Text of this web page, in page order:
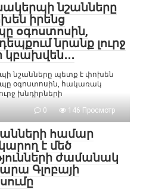
նշանները
իրենց
օգոստոսին,
նրանք լուրջ
նշանները պետք է փոխեն
օգոստոսին, հակառակ
խնդիրների
0 146 Просмотр
համար
է մեծ
ժամանակ
Գլոբայի